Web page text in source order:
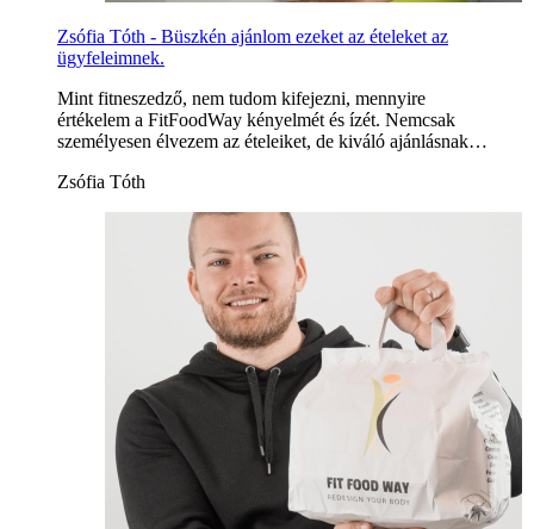
Zsófia Tóth - Büszkén ajánlom ezeket az ételeket az
ügyfeleimnek.
Mint fitneszedző, nem tudom kifejezni, mennyire
értékelem a FitFoodWay kényelmét és ízét. Nemcsak
személyesen élvezem az ételeiket, de kiváló ajánlásnak…
Zsófia Tóth